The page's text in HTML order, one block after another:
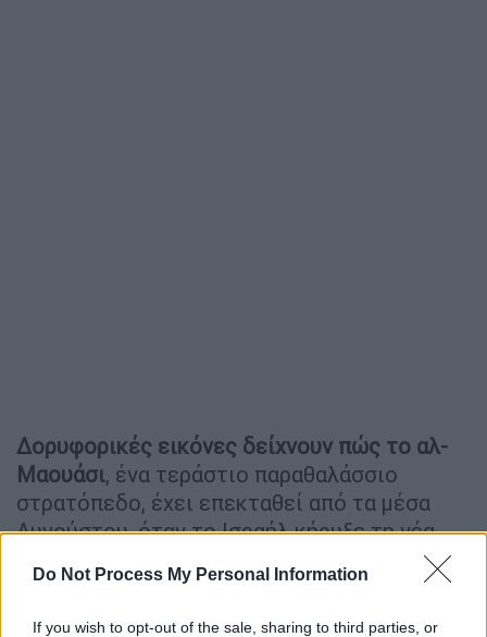
Do Not Process My Personal Information
If you wish to opt-out of the sale, sharing to third parties, or
Δορυφορικές εικόνες δείχνουν πώς το αλ-
Μαουάσι, ένα τεράστιο παραθαλάσσιο
στρατόπεδο, έχει επεκταθεί από τα μέσα
Αυγούστου, όταν το Ισραήλ κήρυξε τη νέα
του επιχείρηση για την κατάληψη της πόλης
της Γάζας, λέγοντας ότι παραμένει το
τελευταίο οχυρό της Χαμάς.